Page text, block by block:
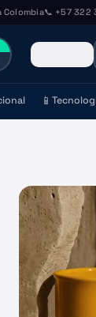
📞 +57 322
📱